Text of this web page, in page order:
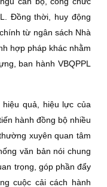
Ðồng thời, huy động
từ ngân sách Nhà
hợp pháp khác nhằm
ban hành VBQPPL
quả, hiệu lực của
hành đồng bộ nhiều
xuyên quan tâm
văn bản nói chung
trọng, góp phần đẩy
cuộc cải cách hành